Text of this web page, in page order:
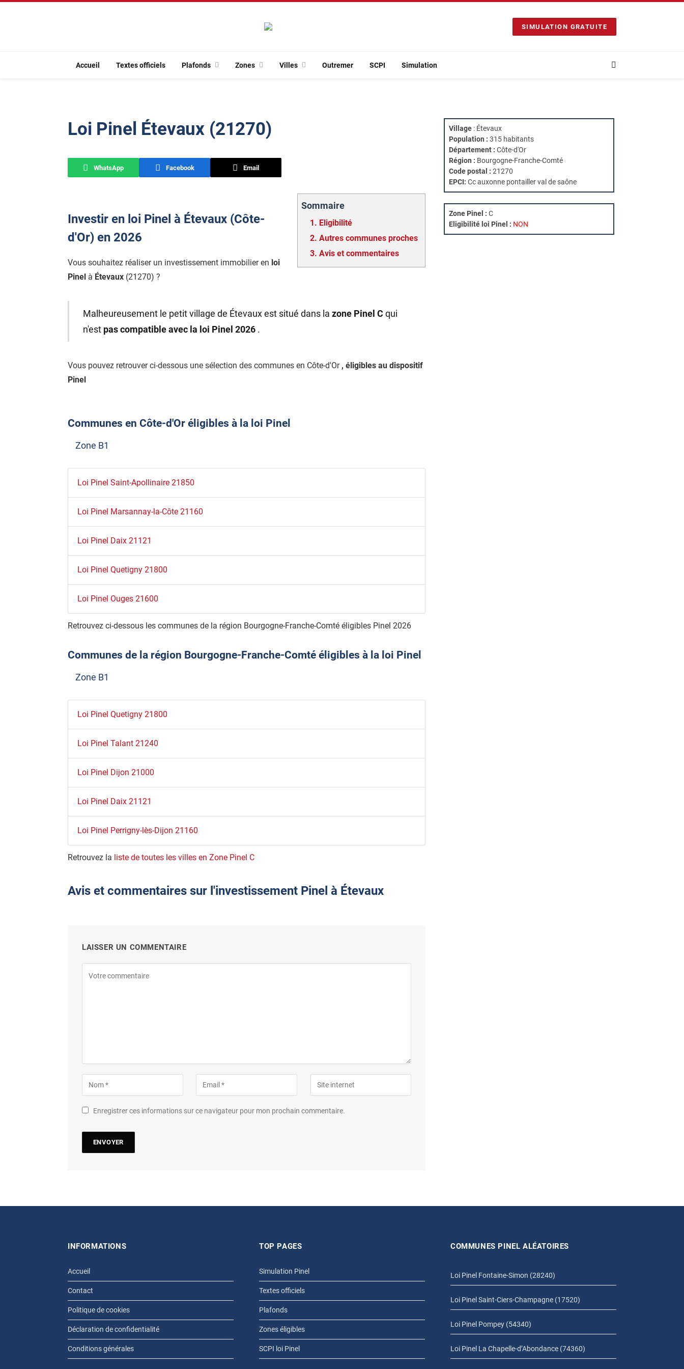
SIMULATION GRATUITE
Accueil Textes officiels Plafonds Zones Villes Outremer SCPI Simulation
Loi Pinel Étevaux (21270)
WhatsApp Facebook Email
Sommaire
1. Eligibilité
2. Autres communes proches
3. Avis et commentaires
Investir en loi Pinel à Étevaux (Côte-
d'Or) en 2026
Vous souhaitez réaliser un investissement immobilier en loi
Pinel à Étevaux (21270) ?
Malheureusement le petit village de Étevaux est situé dans la zone Pinel C qui
n'est pas compatible avec la loi Pinel 2026 .
Vous pouvez retrouver ci-dessous une sélection des communes en Côte-d'Or , éligibles au dispositif
Pinel
Communes en Côte-d'Or éligibles à la loi Pinel
Zone B1
Loi Pinel Saint-Apollinaire 21850
Loi Pinel Marsannay-la-Côte 21160
Loi Pinel Daix 21121
Loi Pinel Quetigny 21800
Loi Pinel Ouges 21600
Retrouvez ci-dessous les communes de la région Bourgogne-Franche-Comté éligibles Pinel 2026
Communes de la région Bourgogne-Franche-Comté éligibles à la loi Pinel
Zone B1
Loi Pinel Quetigny 21800
Loi Pinel Talant 21240
Loi Pinel Dijon 21000
Loi Pinel Daix 21121
Loi Pinel Perrigny-lès-Dijon 21160
Retrouvez la liste de toutes les villes en Zone Pinel C
Avis et commentaires sur l'investissement Pinel à Étevaux
LAISSER UN COMMENTAIRE
Enregistrer ces informations sur ce navigateur pour mon prochain commentaire.
Village : Étevaux
Population : 315 habitants
Département : Côte-d'Or
Région : Bourgogne-Franche-Comté
Code postal : 21270
EPCI: Cc auxonne pontailler val de saône
Zone Pinel : C
Eligibilité loi Pinel : NON
INFORMATIONS
Accueil
Contact
Politique de cookies
Déclaration de confidentialité
Conditions générales
TOP PAGES
Simulation Pinel
Textes officiels
Plafonds
Zones éligibles
SCPI loi Pinel
COMMUNES PINEL ALÉATOIRES
Loi Pinel Fontaine-Simon (28240)
Loi Pinel Saint-Ciers-Champagne (17520)
Loi Pinel Pompey (54340)
Loi Pinel La Chapelle-d’Abondance (74360)